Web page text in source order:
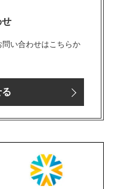
せ
い合わせはこちらか